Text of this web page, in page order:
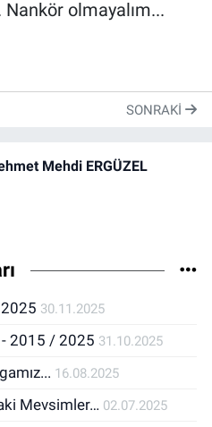
Nankör olmayalım...
SONRAKI
Mehdi ERGÜZEL
30.11.2025
- 2015 / 2025 31.10.2025
16.08.2025
Mevsimler… 02.07.2025